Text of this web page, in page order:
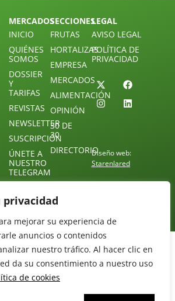
mejorar su experiencia de
anuncios o contenidos
nuestro tráfico. Al hacer clic en
da su consentimiento a nuestro uso
de cookies
MERCADOS
INICIO
QUIÉNES
SOMOS
DOSSIER
Y
TARIFAS
REVISTAS
NEWSLETTER
SUSCRIPCIÓN
ÚNETE A
NUESTRO
TELEGRAM
SECCIONES
FRUTAS
HORTALIZAS
EMPRESA
MERCADOS
ALIMENTACIÓN
OPINIÓN
30 DE
30
DIRECTORIO
LEGAL
AVISO LEGAL
POLÍTICA DE
PRIVACIDAD
Diseño web:
Starenlared